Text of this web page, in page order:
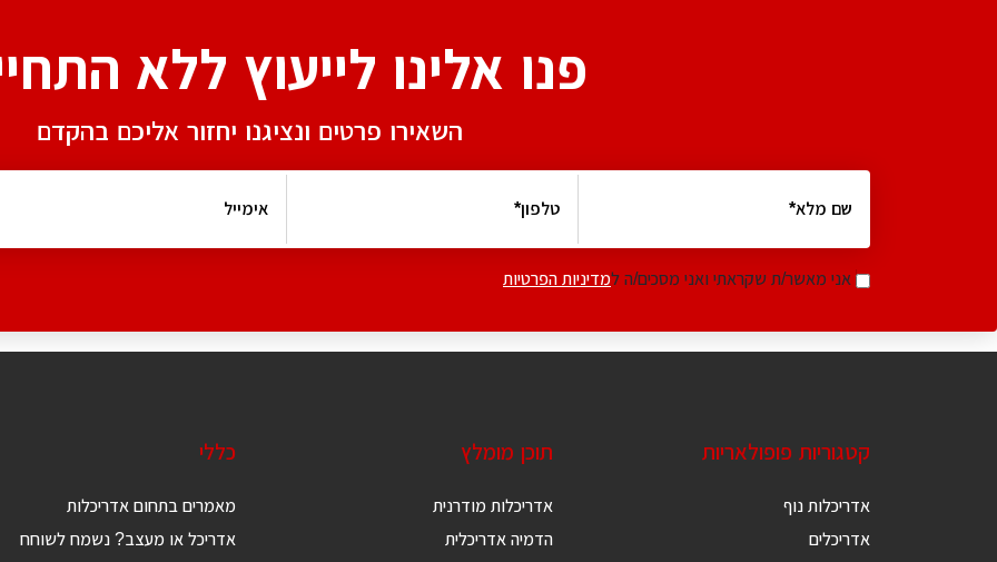
פנו אלינו לייעוץ ללא
השאירו פרטים ונציגנו יחזור אליכם בהקדם
אני מאשר/ת שקראתי ואני מסכים/ה למדיניות הפרטיות
קטגוריות פופולאריות
אדריכלות נוף
אדריכלים
תוכן מומלץ
אדריכלות מודרנית
הדמיה אדריכלית
כללי
מאמרים בתחום אדריכלות
אדריכל או מעצב? נשמח לשוחח